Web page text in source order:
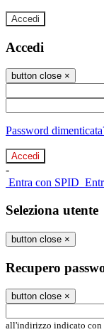
Accedi
Accedi
button close ×
Password
-
Entra con SPID
Seleziona utente
button close ×
Recupero
button close ×
all'indirizzo indicato con